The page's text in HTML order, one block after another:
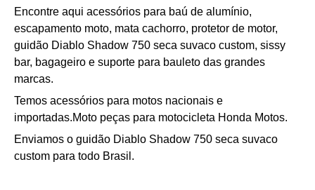
Encontre aqui acessórios para baú de alumínio,
escapamento moto, mata cachorro, protetor de motor,
guidão Diablo Shadow 750 seca suvaco custom, sissy
bar, bagageiro e suporte para bauleto das grandes
marcas.
Temos acessórios para motos nacionais e
importadas.Moto peças para motocicleta Honda Motos.
Enviamos o guidão Diablo Shadow 750 seca suvaco
custom para todo Brasil.